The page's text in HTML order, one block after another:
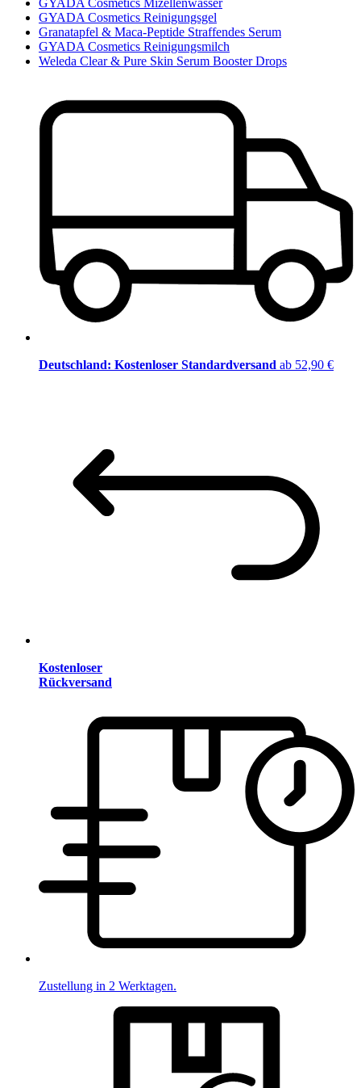
GYADA Cosmetics Mizellenwasser
GYADA Cosmetics Reinigungsgel
Granatapfel & Maca-Peptide Straffendes Serum
GYADA Cosmetics Reinigungsmilch
Weleda Clear & Pure Skin Serum Booster Drops
Deutschland: Kostenloser Standardversand ab 52,90 €
Kostenloser
Rückversand
Zustellung in 2 Werktagen.